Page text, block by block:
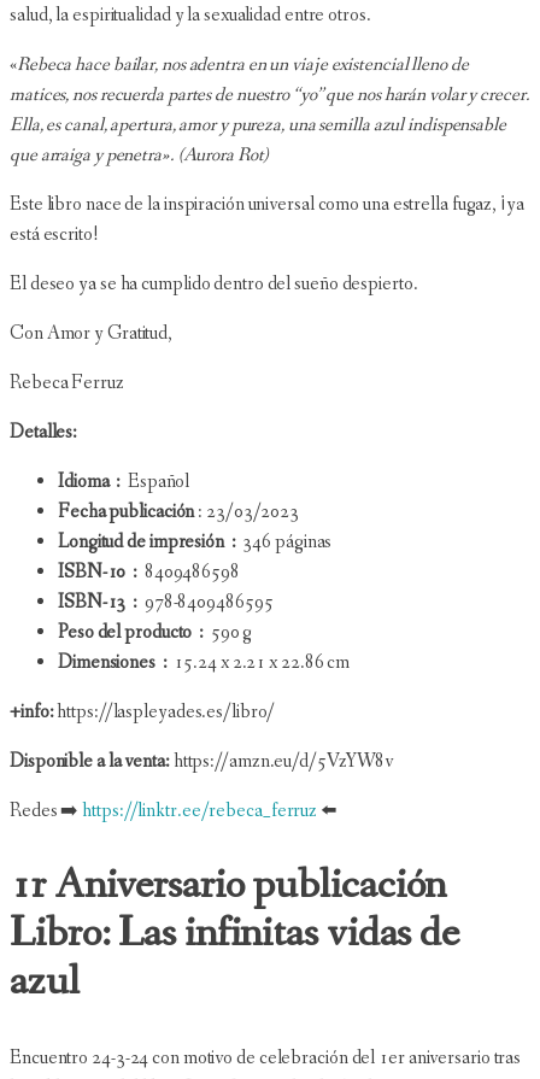
salud, la espiritualidad y la sexualidad entre otros.
«Rebeca hace bailar, nos adentra en un viaje existencial lleno de
matices, nos recuerda partes de nuestro “yo” que nos harán volar y crecer.
Ella, es canal, apertura, amor y pureza, una semilla azul indispensable
que arraiga y penetra». (Aurora Rot)
Este libro nace de la inspiración universal como una estrella fugaz, ¡ya
está escrito!
El deseo ya se ha cumplido dentro del sueño despierto.
Con Amor y Gratitud,
Rebeca Ferruz
Detalles:
Idioma ‏ : ‎ Español
Fecha publicación: 23/03/2023
Longitud de impresión ‏ : ‎ 346 páginas
ISBN-10 ‏ : ‎ 8409486598
ISBN-13 ‏ : ‎ 978-8409486595
Peso del producto ‏ : ‎ 590 g
Dimensiones ‏ : ‎ 15.24 x 2.21 x 22.86 cm
+info:https://laspleyades.es/libro/
Disponible a la venta:https://amzn.eu/d/5VzYW8v
Redes ➡️https://linktr.ee/rebeca_ferruz ⬅️
1r Aniversario publicación
Libro: Las infinitas vidas de
azul
Encuentro 24-3-24 con motivo de celebración del 1er aniversario tras